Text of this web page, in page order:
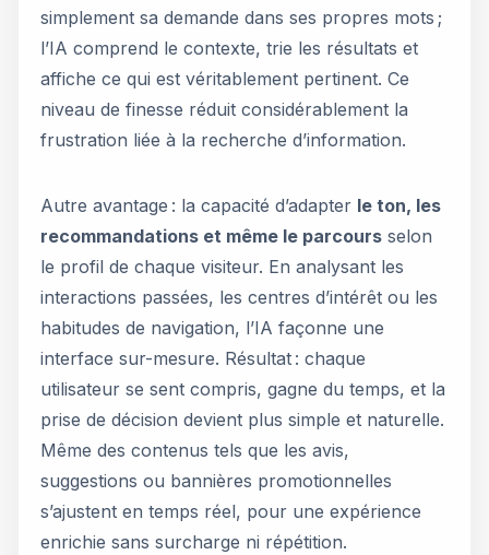
simplement sa demande dans ses propres mots ;
l’IA comprend le contexte, trie les résultats et
affiche ce qui est véritablement pertinent. Ce
niveau de finesse réduit considérablement la
frustration liée à la recherche d’information.
Autre avantage : la capacité d’adapter le ton, les
recommandations et même le parcours selon
le profil de chaque visiteur. En analysant les
interactions passées, les centres d’intérêt ou les
habitudes de navigation, l’IA façonne une
interface sur-mesure. Résultat : chaque
utilisateur se sent compris, gagne du temps, et la
prise de décision devient plus simple et naturelle.
Même des contenus tels que les avis,
suggestions ou bannières promotionnelles
s’ajustent en temps réel, pour une expérience
enrichie sans surcharge ni répétition.